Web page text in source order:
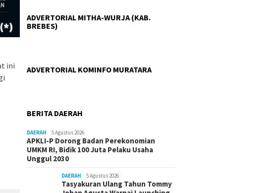
ini
ADVERTORIAL MITHA-WURJA (KAB.
BREBES)
ADVERTORIAL KOMINFO MURATARA
BERITA DAERAH
DAERAH 5 Agustus 2026
APKLI-P Dorong Badan Perekonomian
UMKM RI, Bidik 100 Juta Pelaku Usaha
Unggul 2030
DAERAH 5 Agustus 2026
Tasyakuran Ulang Tahun Tommy